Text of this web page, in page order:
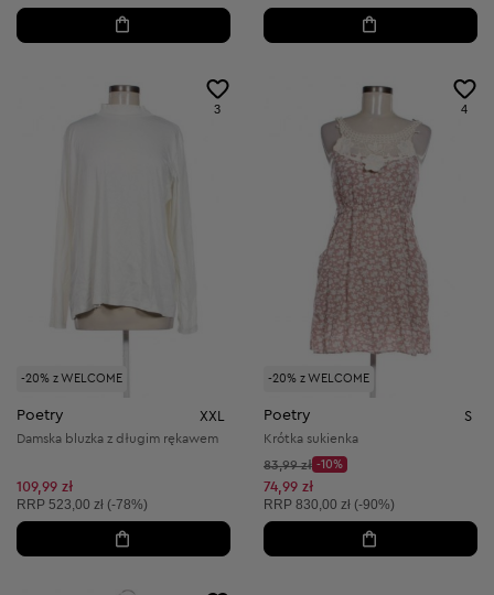
-20% z WELCOME
3
Poetry XXL
Damska bluzka z długim rękawem
109,99 zł
Cena sugerowana:
RRP 523,00 zł (-78%)
-20% z WELCOME
4
Poetry S
Krótka sukienka
Cena początkowa:
83,99 zł
Discount Price:
-10%
Obniżona cena:
74,99 zł
Cena sugerowana:
RRP 830,00 zł (-90%)